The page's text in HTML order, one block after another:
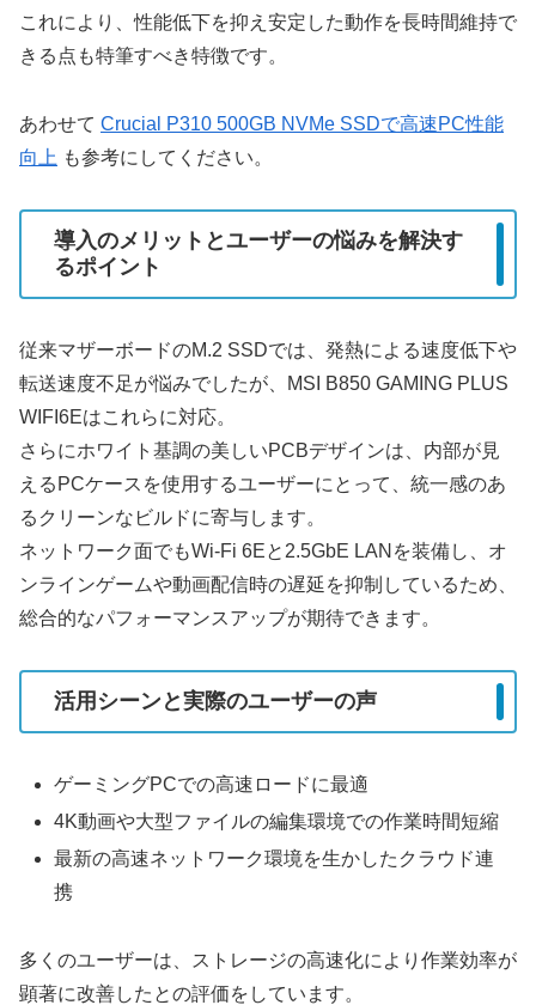
これにより、性能低下を抑え安定した動作を長時間維持で
きる点も特筆すべき特徴です。
あわせて Crucial P310 500GB NVMe SSDで高速PC性能
向上 も参考にしてください。
導入のメリットとユーザーの悩みを解決す
るポイント
従来マザーボードのM.2 SSDでは、発熱による速度低下や
転送速度不足が悩みでしたが、MSI B850 GAMING PLUS
WIFI6Eはこれらに対応。
さらにホワイト基調の美しいPCBデザインは、内部が見
えるPCケースを使用するユーザーにとって、統一感のあ
るクリーンなビルドに寄与します。
ネットワーク面でもWi‑Fi 6Eと2.5GbE LANを装備し、オ
ンラインゲームや動画配信時の遅延を抑制しているため、
総合的なパフォーマンスアップが期待できます。
活用シーンと実際のユーザーの声
ゲーミングPCでの高速ロードに最適
4K動画や大型ファイルの編集環境での作業時間短縮
最新の高速ネットワーク環境を生かしたクラウド連
携
多くのユーザーは、ストレージの高速化により作業効率が
顕著に改善したとの評価をしています。